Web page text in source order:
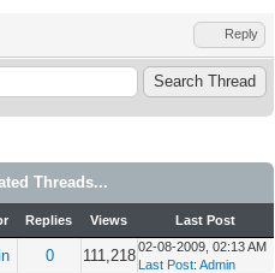
Reply
Threads...
Replies Views Last Post
0 111,21802-08-2009, 02:13 AM
Last Post: Admin